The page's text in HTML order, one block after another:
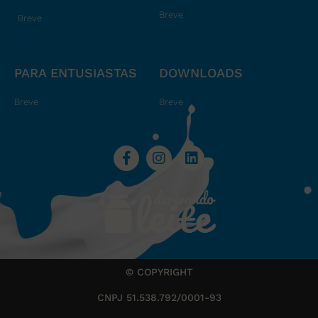
Breve Breve
PARA ENTUSIASTAS
Breve
DOWNLOADS
Breve
© COPYRIGHT
CNPJ 51.538.792/0001-93